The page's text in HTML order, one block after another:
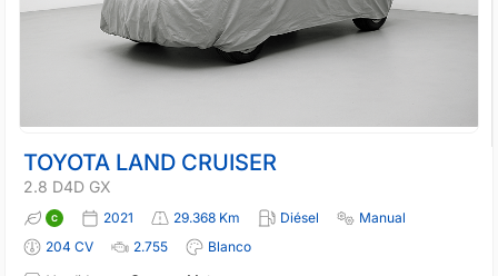
TOYOTA LAND CRUISER
2.8 D4D GX
2021 29.368 Km Diésel
Manual
204 CV
2.755
Blanco